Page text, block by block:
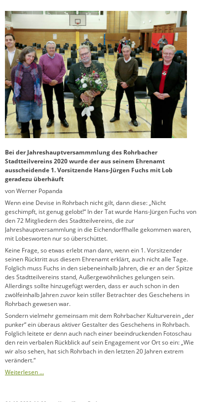
Bei der Jahreshauptversammmlung des Rohrbacher
Stadtteilvereins 2020 wurde der aus seinem Ehrenamt
ausscheidende 1. Vorsitzende Hans-Jürgen Fuchs mit Lob
geradezu überhäuft
von Werner Popanda
Wenn eine Devise in Rohrbach nicht gilt, dann diese: „Nicht
geschimpft, ist genug gelobt!“ In der Tat wurde Hans-Jürgen Fuchs von
den 72 Mitgliedern des Stadtteilvereins, die zur
Jahreshauptversammlung in die Eichendorffhalle gekommen waren,
mit Lobesworten nur so überschüttet.
Keine Frage, so etwas erlebt man dann, wenn ein 1. Vorsitzender
seinen Rücktritt aus diesem Ehrenamt erklärt, auch nicht alle Tage.
Folglich muss Fuchs in den siebeneinhalb Jahren, die er an der Spitze
des Stadtteilvereins stand, Außergewöhnliches gelungen sein.
Allerdings sollte hinzugefügt werden, dass er auch schon in den
zwölfeinhalb Jahren zuvor kein stiller Betrachter des Geschehens in
Rohrbach gewesen war.
Sondern vielmehr gemeinsam mit dem Rohrbacher Kulturverein „der
punker“ ein überaus aktiver Gestalter des Geschehens in Rohrbach.
Folglich leitete er denn auch nach einer beeindruckenden Fotoschau
den rein verbalen Rückblick auf sein Engagement vor Ort so ein: „Wie
wir also sehen, hat sich Rohrbach in den letzten 20 Jahren extrem
verändert.“
Weiterlesen …